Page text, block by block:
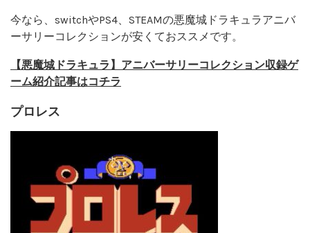
今なら、switchやPS4、STEAMの悪魔城ドラキュラアニバ
ーサリーコレクションが安くておススメです。
【悪魔城ドラキュラ】アニバーサリーコレクション収録ゲ
ーム紹介記事はコチラ
プロレス